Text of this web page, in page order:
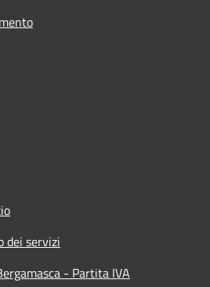
dei servizi
- Partita IVA